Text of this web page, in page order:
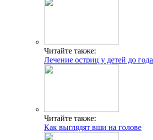
Читайте также:
Лечение остриц у детей до года
Читайте также:
Как выглядят вши на голове